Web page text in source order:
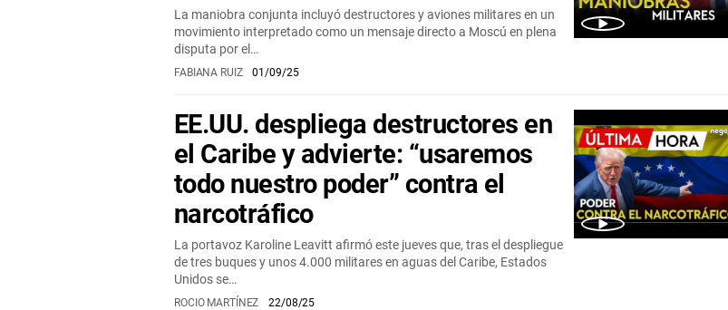
La maniobra conjunta incluyó destructores y aviones militares en un
movimiento interpretado como un mensaje directo a Moscú en plena
disputa por el…
FABIANA RUIZ 01/09/25
EE.UU. despliega destructores en
el Caribe y advierte: “usaremos
todo nuestro poder” contra el
narcotráfico
La portavoz Karoline Leavitt afirmó este jueves que, tras el despliegue
de tres buques y unos 4.000 militares en aguas del Caribe, Estados
Unidos se…
ROCIO MARTÍNEZ 22/08/25